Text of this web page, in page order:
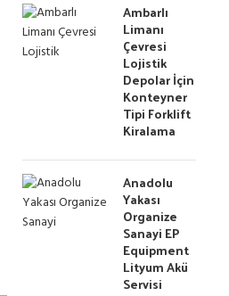
Ambarlı
Limanı
Çevresi
Lojistik
Depolar İçin
Konteyner
Tipi Forklift
Kiralama
Anadolu
Yakası
Organize
Sanayi EP
Equipment
Lityum Akü
Servisi